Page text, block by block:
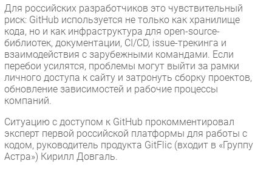
Для российских разработчиков это чувствительный
риск: GitHub используется не только как хранилище
кода, но и как инфраструктура для open-source-
библиотек, документации, CI/CD, issue-трекинга и
взаимодействия с зарубежными командами. Если
перебои усилятся, проблемы могут выйти за рамки
личного доступа к сайту и затронуть сборку проектов,
обновление зависимостей и рабочие процессы
компаний.
Ситуацию с доступом к GitHub прокомментировал
эксперт первой российской платформы для работы с
кодом, руководитель продукта GitFlic (входит в «Группу
Астра») Кирилл Довгаль.